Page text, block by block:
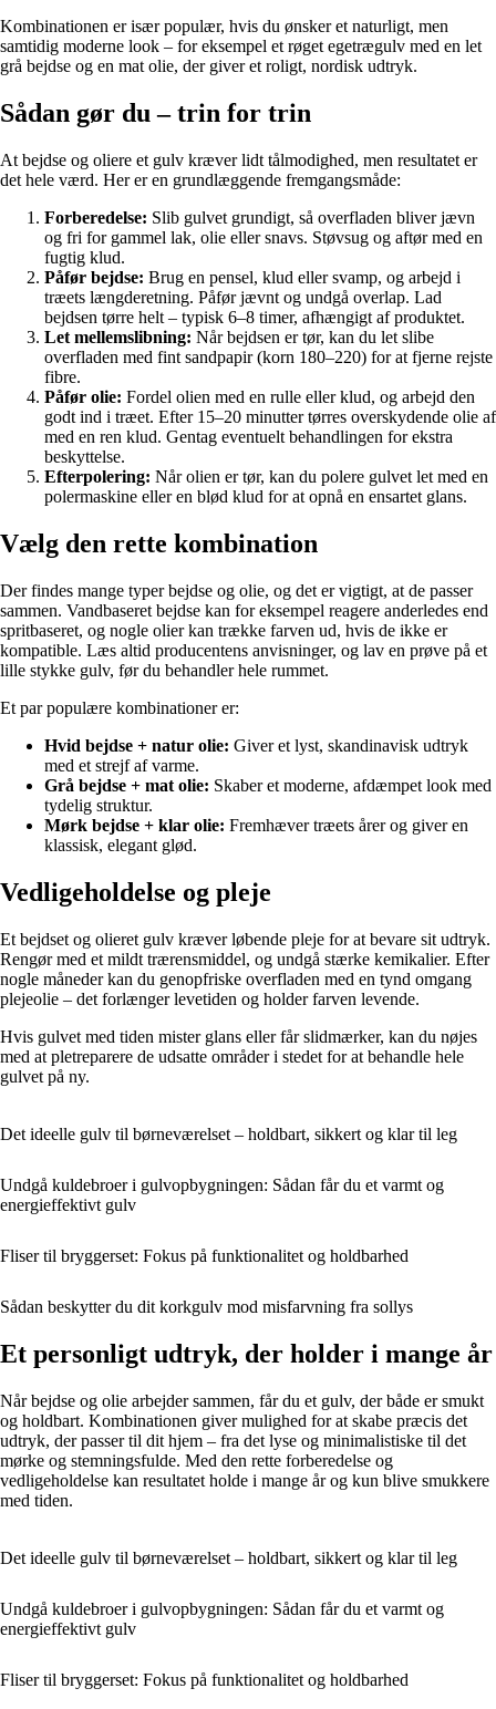
Kombinationen er især populær, hvis du ønsker et naturligt, men
samtidig moderne look – for eksempel et røget egetrægulv med en let
grå bejdse og en mat olie, der giver et roligt, nordisk udtryk.
Sådan gør du – trin for trin
At bejdse og oliere et gulv kræver lidt tålmodighed, men resultatet er
det hele værd. Her er en grundlæggende fremgangsmåde:
Forberedelse: Slib gulvet grundigt, så overfladen bliver jævn
og fri for gammel lak, olie eller snavs. Støvsug og aftør med en
fugtig klud.
Påfør bejdse: Brug en pensel, klud eller svamp, og arbejd i
træets længderetning. Påfør jævnt og undgå overlap. Lad
bejdsen tørre helt – typisk 6–8 timer, afhængigt af produktet.
Let mellemslibning: Når bejdsen er tør, kan du let slibe
overfladen med fint sandpapir (korn 180–220) for at fjerne rejste
fibre.
Påfør olie: Fordel olien med en rulle eller klud, og arbejd den
godt ind i træet. Efter 15–20 minutter tørres overskydende olie af
med en ren klud. Gentag eventuelt behandlingen for ekstra
beskyttelse.
Efterpolering: Når olien er tør, kan du polere gulvet let med en
polermaskine eller en blød klud for at opnå en ensartet glans.
Vælg den rette kombination
Der findes mange typer bejdse og olie, og det er vigtigt, at de passer
sammen. Vandbaseret bejdse kan for eksempel reagere anderledes end
spritbaseret, og nogle olier kan trække farven ud, hvis de ikke er
kompatible. Læs altid producentens anvisninger, og lav en prøve på et
lille stykke gulv, før du behandler hele rummet.
Et par populære kombinationer er:
Hvid bejdse + natur olie: Giver et lyst, skandinavisk udtryk
med et strejf af varme.
Grå bejdse + mat olie: Skaber et moderne, afdæmpet look med
tydelig struktur.
Mørk bejdse + klar olie: Fremhæver træets årer og giver en
klassisk, elegant glød.
Vedligeholdelse og pleje
Et bejdset og olieret gulv kræver løbende pleje for at bevare sit udtryk.
Rengør med et mildt trærensmiddel, og undgå stærke kemikalier. Efter
nogle måneder kan du genopfriske overfladen med en tynd omgang
plejeolie – det forlænger levetiden og holder farven levende.
Hvis gulvet med tiden mister glans eller får slidmærker, kan du nøjes
med at pletreparere de udsatte områder i stedet for at behandle hele
gulvet på ny.
Det ideelle gulv til børneværelset – holdbart, sikkert og klar til leg
Undgå kuldebroer i gulvopbygningen: Sådan får du et varmt og
energieffektivt gulv
Fliser til bryggerset: Fokus på funktionalitet og holdbarhed
Sådan beskytter du dit korkgulv mod misfarvning fra sollys
Et personligt udtryk, der holder i mange år
Når bejdse og olie arbejder sammen, får du et gulv, der både er smukt
og holdbart. Kombinationen giver mulighed for at skabe præcis det
udtryk, der passer til dit hjem – fra det lyse og minimalistiske til det
mørke og stemningsfulde. Med den rette forberedelse og
vedligeholdelse kan resultatet holde i mange år og kun blive smukkere
med tiden.
Det ideelle gulv til børneværelset – holdbart, sikkert og klar til leg
Undgå kuldebroer i gulvopbygningen: Sådan får du et varmt og
energieffektivt gulv
Fliser til bryggerset: Fokus på funktionalitet og holdbarhed